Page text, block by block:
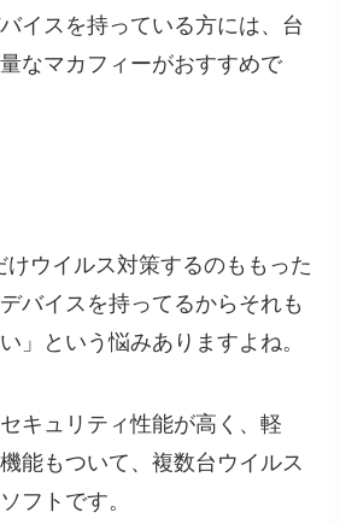
イスを持っている方には、台
なマカフィーがおすすめで
けウイルス対策するのももった
バイスを持ってるからそれも
」という悩みありますよね。
キュリティ性能が高く、軽
能もついて、複数台ウイルス
フトです。